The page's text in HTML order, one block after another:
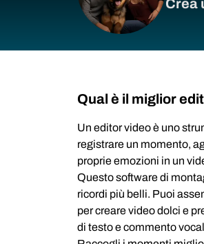
Crea
Qual è il miglior
Un editor video è uno
registrare un momento,
proprie emozioni in un
Questo software di
ricordi più belli. Puoi
per creare video dolci e
di testo e commento